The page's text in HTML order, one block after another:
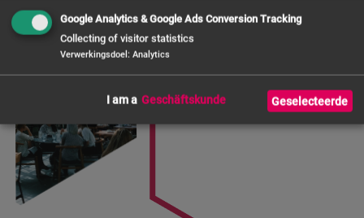
Google Analytics & Google Ads Conversion Tracking
Collecting of visitor statistics
Verwerkingsdoel : Analytics
I am a Geselecteerde